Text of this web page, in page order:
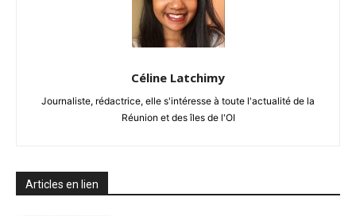
Céline Latchimy
Journaliste, rédactrice, elle s'intéresse à toute l'actualité de la
Réunion et des îles de l'OI
Articles en lien